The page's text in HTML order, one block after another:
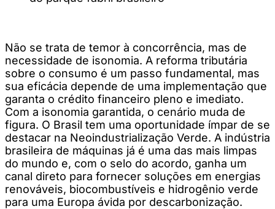
Não se trata de temor à concorrência, mas de
necessidade de isonomia. A reforma tributária
sobre o consumo é um passo fundamental, mas
sua eficácia depende de uma implementação que
garanta o crédito financeiro pleno e imediato.
Com a isonomia garantida, o cenário muda de
figura. O Brasil tem uma oportunidade ímpar de se
destacar na Neoindustrialização Verde. A indústria
brasileira de máquinas já é uma das mais limpas
do mundo e, com o selo do acordo, ganha um
canal direto para fornecer soluções em energias
renováveis, biocombustíveis e hidrogênio verde
para uma Europa ávida por descarbonização.